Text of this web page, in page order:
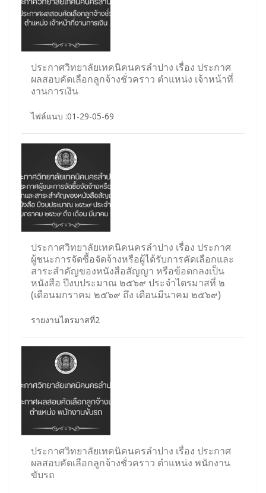
ประกาศวิทยาลัยเทคนิคนครลำปาง เรื่อง ประกาศ
ผลสอบคัดเลือกลูกจ้างชั่วคราว ตำแหน่ง เจ้าหน้าที่
งานการเงิน
ไฟล์แนบ :01-29-05-69
ประกาศวิทยาลัยเทคนิคนครลำปาง เรื่อง ประกาศ
ผู้ชนะการจัดซื้อจัดจ้างหรือผู้ได้รับการคัดเลือกและ
สาระสำคัญของหนังสือสัญญา หรือข้อตกลงเป็น
หนังสือ ปีงบประมาณ ๒๕๖๙ ประจำไตรมาสที่ ๒
(เดือนมกราคม ๒๕๖๙ ถึง เดือนมีนาคม ๒๕๖๙)
รายงานไตรมาสที่2
ประกาศวิทยาลัยเทคนิคนครลำปาง เรื่อง ประกาศ
ผลสอบคัดเลือกลูกจ้างชั่วคราว ตำแหน่ง พนักงาน
ขับรถ